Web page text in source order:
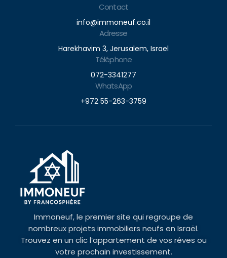
Contact
info@immoneuf.co.il
Adresse
Harekhavim 3, Jerusalem, Israel
Téléphone
072-3341277
WhatsApp
+972 55-263-3759
Immoneuf, le premier site qui regroupe de
nombreux projets immobiliers neufs en Israël.
Trouvez en un clic l’appartement de vos rêves ou
votre prochain investissement.